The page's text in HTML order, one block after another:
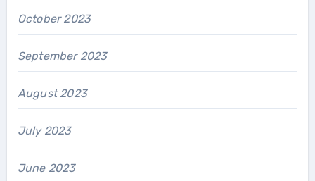
October 2023
September 2023
August 2023
July 2023
June 2023